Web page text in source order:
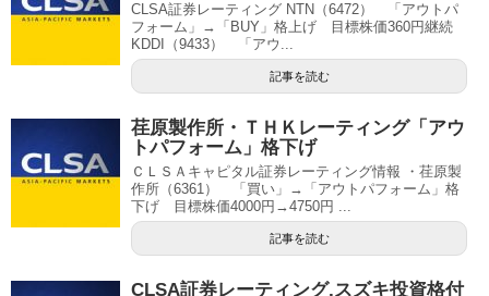
CLSA証券レーティング NTN（6472） 「アウトパ
フォーム」→「BUY」格上げ 目標株価360円継続
KDDI（9433） 「アウ...
記事を読む
荏原製作所・ＴＨＫレーティング「アウ
トパフォーム」格下げ
ＣＬＳＡキャピタル証券レーティング情報 ・荏原製
作所（6361） 「買い」→「アウトパフォーム」格
下げ 目標株価4000円→4750円 ...
記事を読む
CLSA証券レーティング,スズキ投資格付